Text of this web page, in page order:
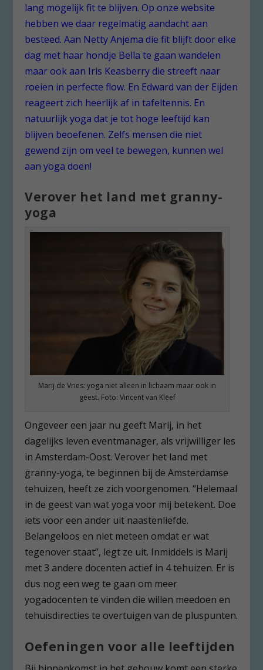
lang mogelijk fit te blijven. Op onze website
hebben we daar regelmatig aandacht aan
besteed. Aan Netty Anjema die fit blijft door elke
dag met haar hondje Bella te gaan wandelen
maar ook aan Iris Keasberry die streeft naar
roeien in perfecte flow. En Edward van der Eijden
reageert zich heerlijk af intafeltennis. En
natuurlijkyoga dat je tot hoge leeftijd kan
blijven beoefenen. Zelfs mensen die niet
gewend zijn om veel te bewegen, kunnen wel
aan yoga doen!
Verover het land met granny-
yoga
Marij de Vries: yoga niet alleen in lichaam maar ook in
geest. Foto: Vincent van Kleef
Ongeveer een jaar nu geeft Marij, in het
dagelijks leven eventmanager, als vrijwilliger les
in Amsterdam-Oost. Verover het land met
granny-yoga, te beginnen bij de Amsterdamse
tehuizen, heeft ze zich voorgenomen. “Helemaal
in de geest van wat yoga voor mij betekent. Doe
iets voor een ander uit naastenliefde.
Belangeloos en niet meteen omdat er wat
tegenover staat”, legt ze uit. Inmiddels is Marij
met 3 andere docenten actief in 4 tehuizen. Er is
dus nog een weg te gaan om meer
yogadocenten te vinden die willen meedoen en
tehuisdirecties te overtuigen van de pluspunten.
Oefeningen voor alle leeftijden